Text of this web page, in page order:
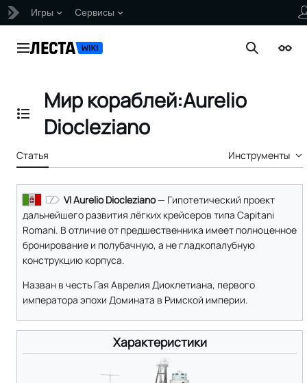
Игры Сервисы
Главное меню Поиск
Отобразить/Скрыть содержание
Мир кораблей:Aurelio
Diocleziano
Статья Инструменты
VI Aurelio Diocleziano— Гипотетический проект
дальнейшего развития лёгких крейсеров типа Capitani
Romani. В отличие от предшественника имеет полноценное
бронирование и полубачную, а не гладкопалубную
конструкцию корпуса.
Назван в честь Гая Аврелия Диоклетиана, первого
императора эпохи Домината в Римской империи.
Характеристики